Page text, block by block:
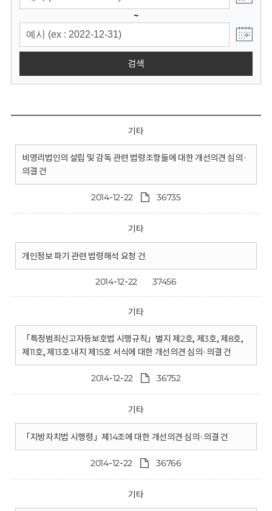
~
검색
기타
비영리법인의 설립 및 감독 관련 법령조항들에 대한 개선의견 심의·
의결 건
2014-12-22 36735
기타
개인정보 파기 관련 법령해석 요청 건
2014-12-22 37456
기타
「특정범죄신고자등보호법 시행규칙」별지 제2호, 제3호, 제8호,
제11호, 제13호 내지 제15호 서식에 대한 개선의견 심의·의결 건
2014-12-22 36752
기타
「지방자치법 시행령」제14조에 대한 개선의견 심의·의결 건
2014-12-22 36766
기타